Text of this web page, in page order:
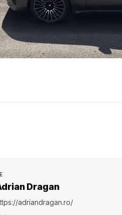
Dragan
adriandragan.ro/